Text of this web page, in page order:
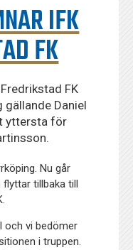
IFK
FK
FK
gällande Daniel
yttersta för
Nu går
flyttar tillbaka till
och vi bedömer
i truppen.